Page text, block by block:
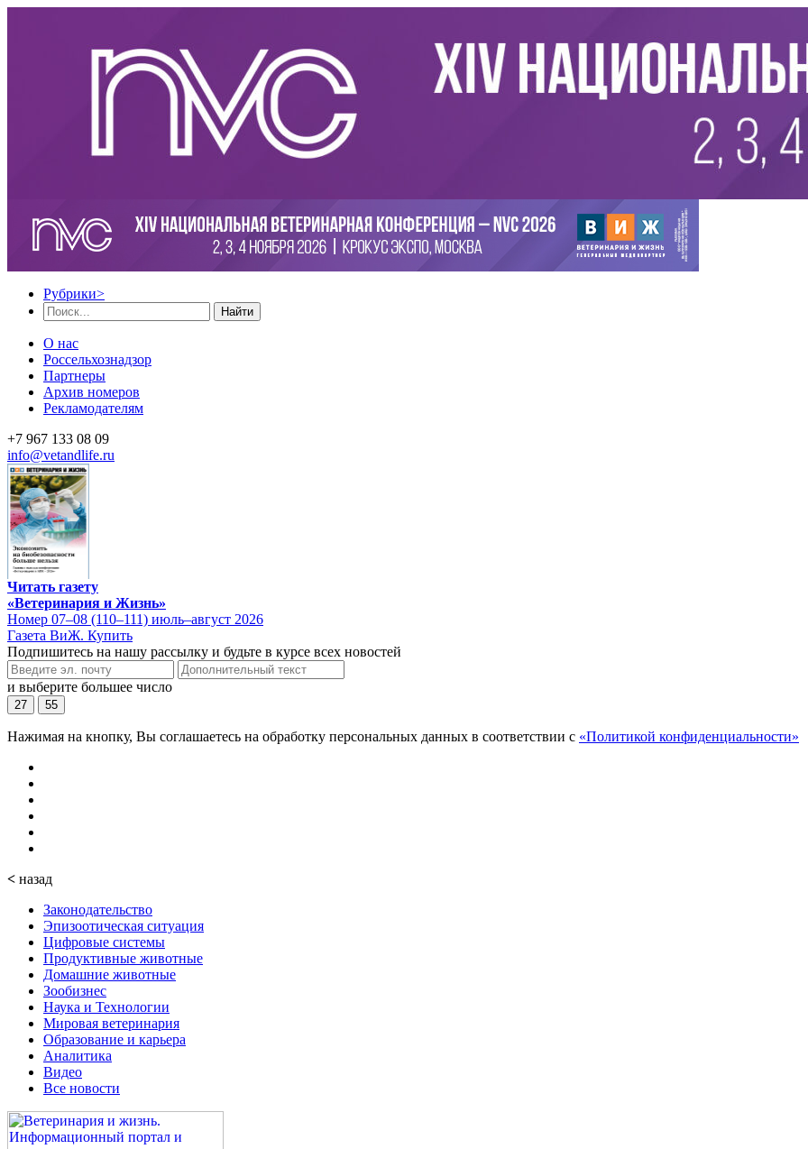
Рубрики>
Найти
О нас
Россельхознадзор
Партнеры
Архив номеров
Рекламодателям
+7 967 133 08 09
info@vetandlife.ru
Читать газету
«Ветеринария и Жизнь»
Номер 07–08 (110–111) июль–август 2026
Газета ВиЖ. Купить
Подпишитесь на нашу рассылку и будьте в курсе всех новостей
и выберите большее число
27 55
Нажимая на кнопку, Вы соглашаетесь на обработку персональных данных в соответствии с «Политикой конфиденциальности»
< назад
Законодательство
Эпизоотическая ситуация
Цифровые системы
Продуктивные животные
Домашние животные
Зообизнес
Наука и Технологии
Мировая ветеринария
Образование и карьера
Аналитика
Видео
Все новости